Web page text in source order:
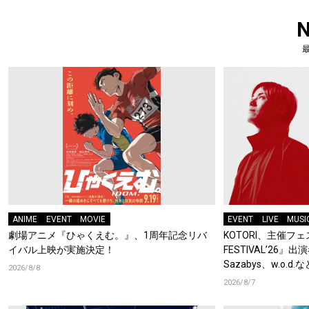
ANIME EVENT MOVIE
劇場アニメ『ひゃくえむ。』、1周年記念リバ
イバル上映が実施決定！
2026/8/8
EVENT LIVE
KOTORI、主催フェ
FESTIVAL’26』出
Sazabys、w.o.d.な
2026/8/7